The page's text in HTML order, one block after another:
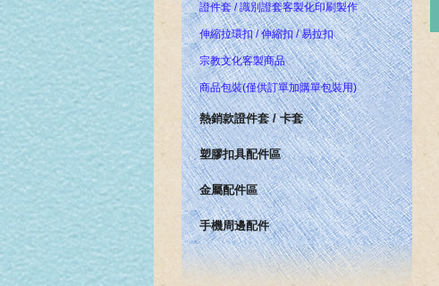
證件套 / 識別證套客製化印刷製作
伸縮拉環扣 / 伸縮扣 / 易拉扣
宗教文化客製商品
商品包裝(僅供訂單加購單包裝用)
熱銷款證件套 / 卡套
塑膠扣具配件區
金屬配件區
手機周邊配件